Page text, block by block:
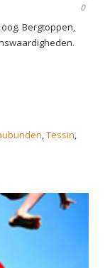
0
Bergtoppen,
,Tessin,